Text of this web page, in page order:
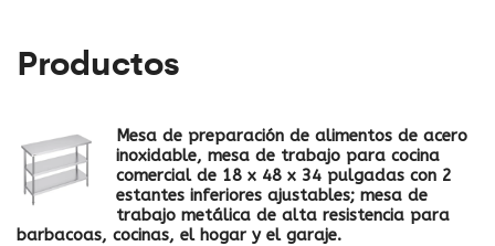
Productos
Mesa de preparación de alimentos de acero
inoxidable, mesa de trabajo para cocina
comercial de 18 x 48 x 34 pulgadas con 2
estantes inferiores ajustables; mesa de
trabajo metálica de alta resistencia para
barbacoas, cocinas, el hogar y el garaje.